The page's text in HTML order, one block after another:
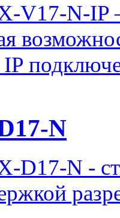
V17-N-IP
IP
N
D17-N -